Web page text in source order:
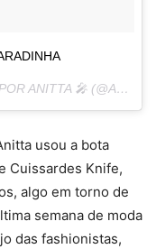
UMA PUBLICAÇÃO COMPARTILHADA POR ANITTA 🎤 (@ANITTA) EM
usou a bota
Cuissardes Knife,
algo em torno de
semana de moda
das fashionistas,